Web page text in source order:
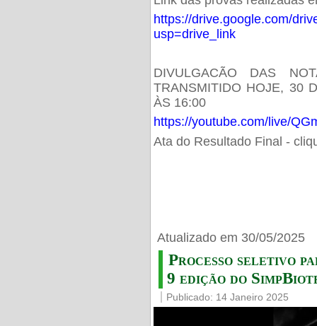
https://drive.google.com/
usp=drive_link
DIVULGACÃO DAS
TRANSMITIDO HOJE, 30
ÀS 16:00
https://youtube.com/live/
Ata do Resultado Final -
Atualizado em 30/05/2025
Processo seletivo
9 edição do
Publicado: 14 Janeiro 2025